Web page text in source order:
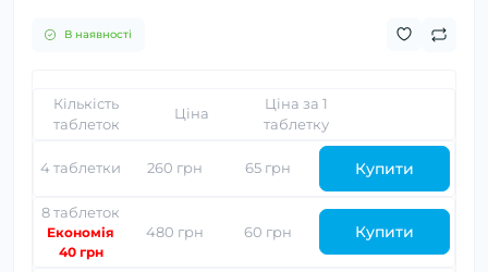
В наявності
Кількість
таблеток
Ціна
Ціна за 1
таблетку
4 таблетки 260 грн 65 грн Купити
8 таблеток
Економія
40 грн
480 грн 60 грн Купити